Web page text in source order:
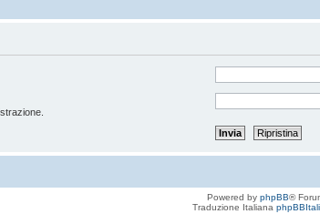
Powered by phpBB®
Traduzione Italiana